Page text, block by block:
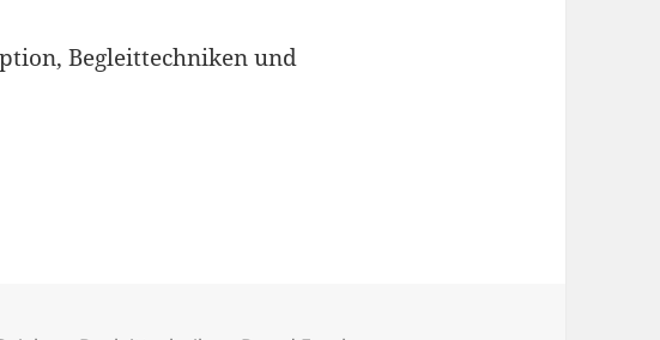
Begleittechniken und
(Pop,Latin,Swing)